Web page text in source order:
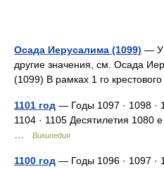
Осада Иерусалима (1099) — У
другие значения, см. Осада
(1099) В рамках 1 го
1101 год — Годы 1097 · 1098 ·
1104 · 1105 Десятилетия 1080
…
Википедия
1100 год — Годы 1096 · 1097 ·